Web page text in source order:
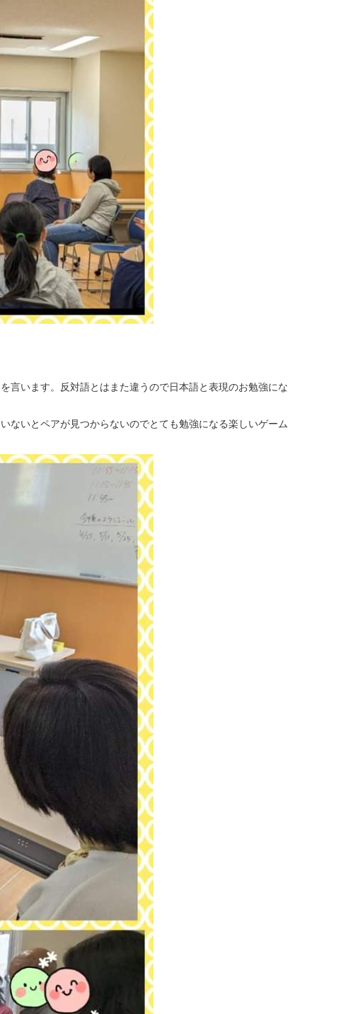
言います。反対語とはまた違うので日本語と表現のお勉強にな
ないとペアが見つからないのでとても勉強になる楽しいゲーム